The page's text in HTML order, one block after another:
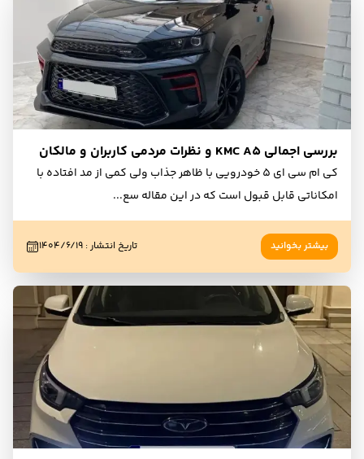
بررسی اجمالی KMC A5 و نظرات مردمی کاربران و مالکان
کی ام سی ای 5 خودرویی با ظاهر جذاب ولی کمی از مد افتاده با
امکاناتی قابل قبول است که در این مقاله سع...
بیشتر بخوانید تاریخ انتشار: ۱۴۰۴/۶/۱۹